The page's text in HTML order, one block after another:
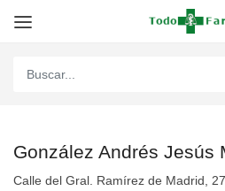
González Andrés Jesús
Calle del Gral. Ramírez de Madrid,